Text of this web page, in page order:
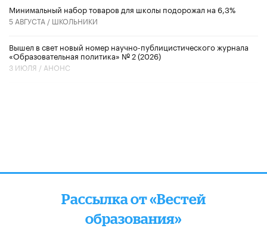
Минимальный набор товаров для школы подорожал на 6,3%
5 АВГУСТА / ШКОЛЬНИКИ
Вышел в свет новый номер научно-публицистического журнала
«Образовательная политика» № 2 (2026)
3 ИЮЛЯ / АНОНС
Рассылка от «Вестей
образования»